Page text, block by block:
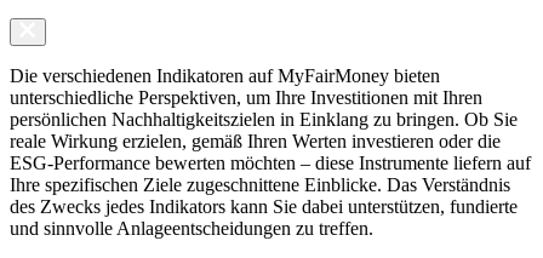
Die verschiedenen Indikatoren auf MyFairMoney bieten
unterschiedliche Perspektiven, um Ihre Investitionen mit Ihren
persönlichen Nachhaltigkeitszielen in Einklang zu bringen. Ob Sie
reale Wirkung erzielen, gemäß Ihren Werten investieren oder die
ESG-Performance bewerten möchten – diese Instrumente liefern auf
Ihre spezifischen Ziele zugeschnittene Einblicke. Das Verständnis
des Zwecks jedes Indikators kann Sie dabei unterstützen, fundierte
und sinnvolle Anlageentscheidungen zu treffen.